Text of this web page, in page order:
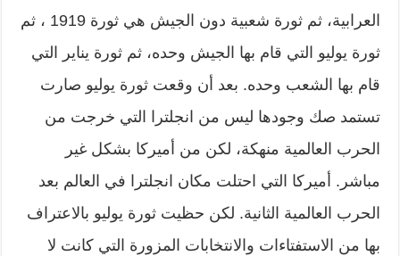
العرابية، ثم ثورة شعبية دون الجيش هي ثورة 1919 ، ثم
ثورة يوليو التي قام بها الجيش وحده، ثم ثورة يناير التي
قام بها الشعب وحده. بعد أن وقعت ثورة يوليو صارت
تستمد صك وجودها ليس من انجلترا التي خرجت من
الحرب العالمية منهكة، لكن من أميركا بشكل غير
مباشر. أميركا التي احتلت مكان انجلترا في العالم بعد
الحرب العالمية الثانية. لكن حظيت ثورة يوليو بالاعتراف
بها من الاستفتاءات والانتخابات المزورة التي كانت لا